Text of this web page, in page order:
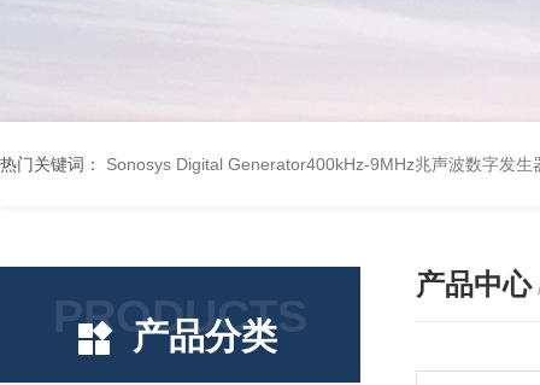
热门关键词： Sonosys Digital Generator400kHz-9MHz兆声波数字发生
PRODUCTS
产品分类
产品中心